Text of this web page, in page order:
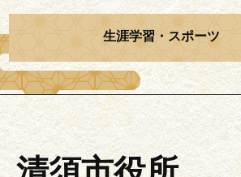
生涯学習・スポーツ